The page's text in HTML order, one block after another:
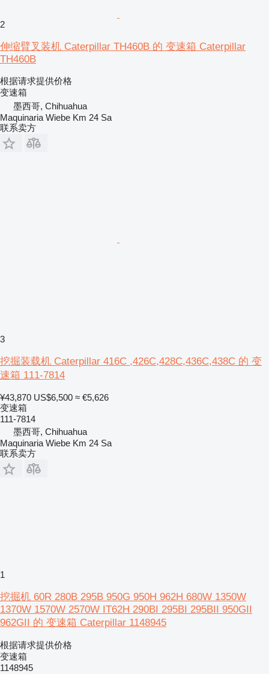
2
伸缩臂叉装机 Caterpillar TH460B 的 变速箱 Caterpillar
TH460B
根据请求提供价格
变速箱
墨西哥, Chihuahua
Maquinaria Wiebe Km 24 Sa
联系卖方
3
挖掘装载机 Caterpillar 416C ,426C,428C,436C,438C 的 变
速箱 111-7814
¥43,870 US$6,500 ≈ €5,626
变速箱
111-7814
墨西哥, Chihuahua
Maquinaria Wiebe Km 24 Sa
联系卖方
1
挖掘机 60R 280B 295B 950G 950H 962H 680W 1350W
1370W 1570W 2570W IT62H 290BI 295BI 295BII 950GII
962GII 的 变速箱 Caterpillar 1148945
根据请求提供价格
变速箱
1148945